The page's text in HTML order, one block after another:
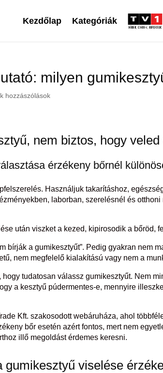
Kezdőlap Kategóriák
milyen
hozzászólások
nem biztos, hogy veled
érzékeny bőrnél
Használjuk takarításhoz,
laborban, szerelésnél és
után viszket a kezed, kipirosodik a bőröd,
bírják a gumikesztyűt”. Pedig gyakran nem
nem megfelelő kialakítású vagy nem a
tudatosan válassz gumikesztyűt. Nem
a kesztyű púdermentes-e, mennyire
Kft. szakosodott webáruháza, ahol
bőr esetén azért fontos, mert nem
illő megoldást érdemes keresni.
gumikesztyű viselése